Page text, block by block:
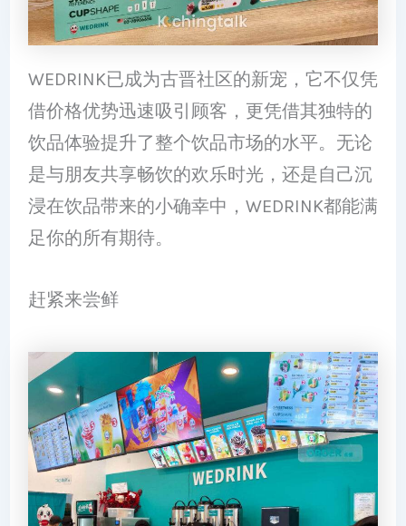
WEDRINK已成为古晋社区的新宠，它不仅凭
借价格优势迅速吸引顾客，更凭借其独特的
饮品体验提升了整个饮品市场的水平。无论
是与朋友共享畅饮的欢乐时光，还是自己沉
浸在饮品带来的小确幸中，WEDRINK都能满
足你的所有期待。
赶紧来尝鲜